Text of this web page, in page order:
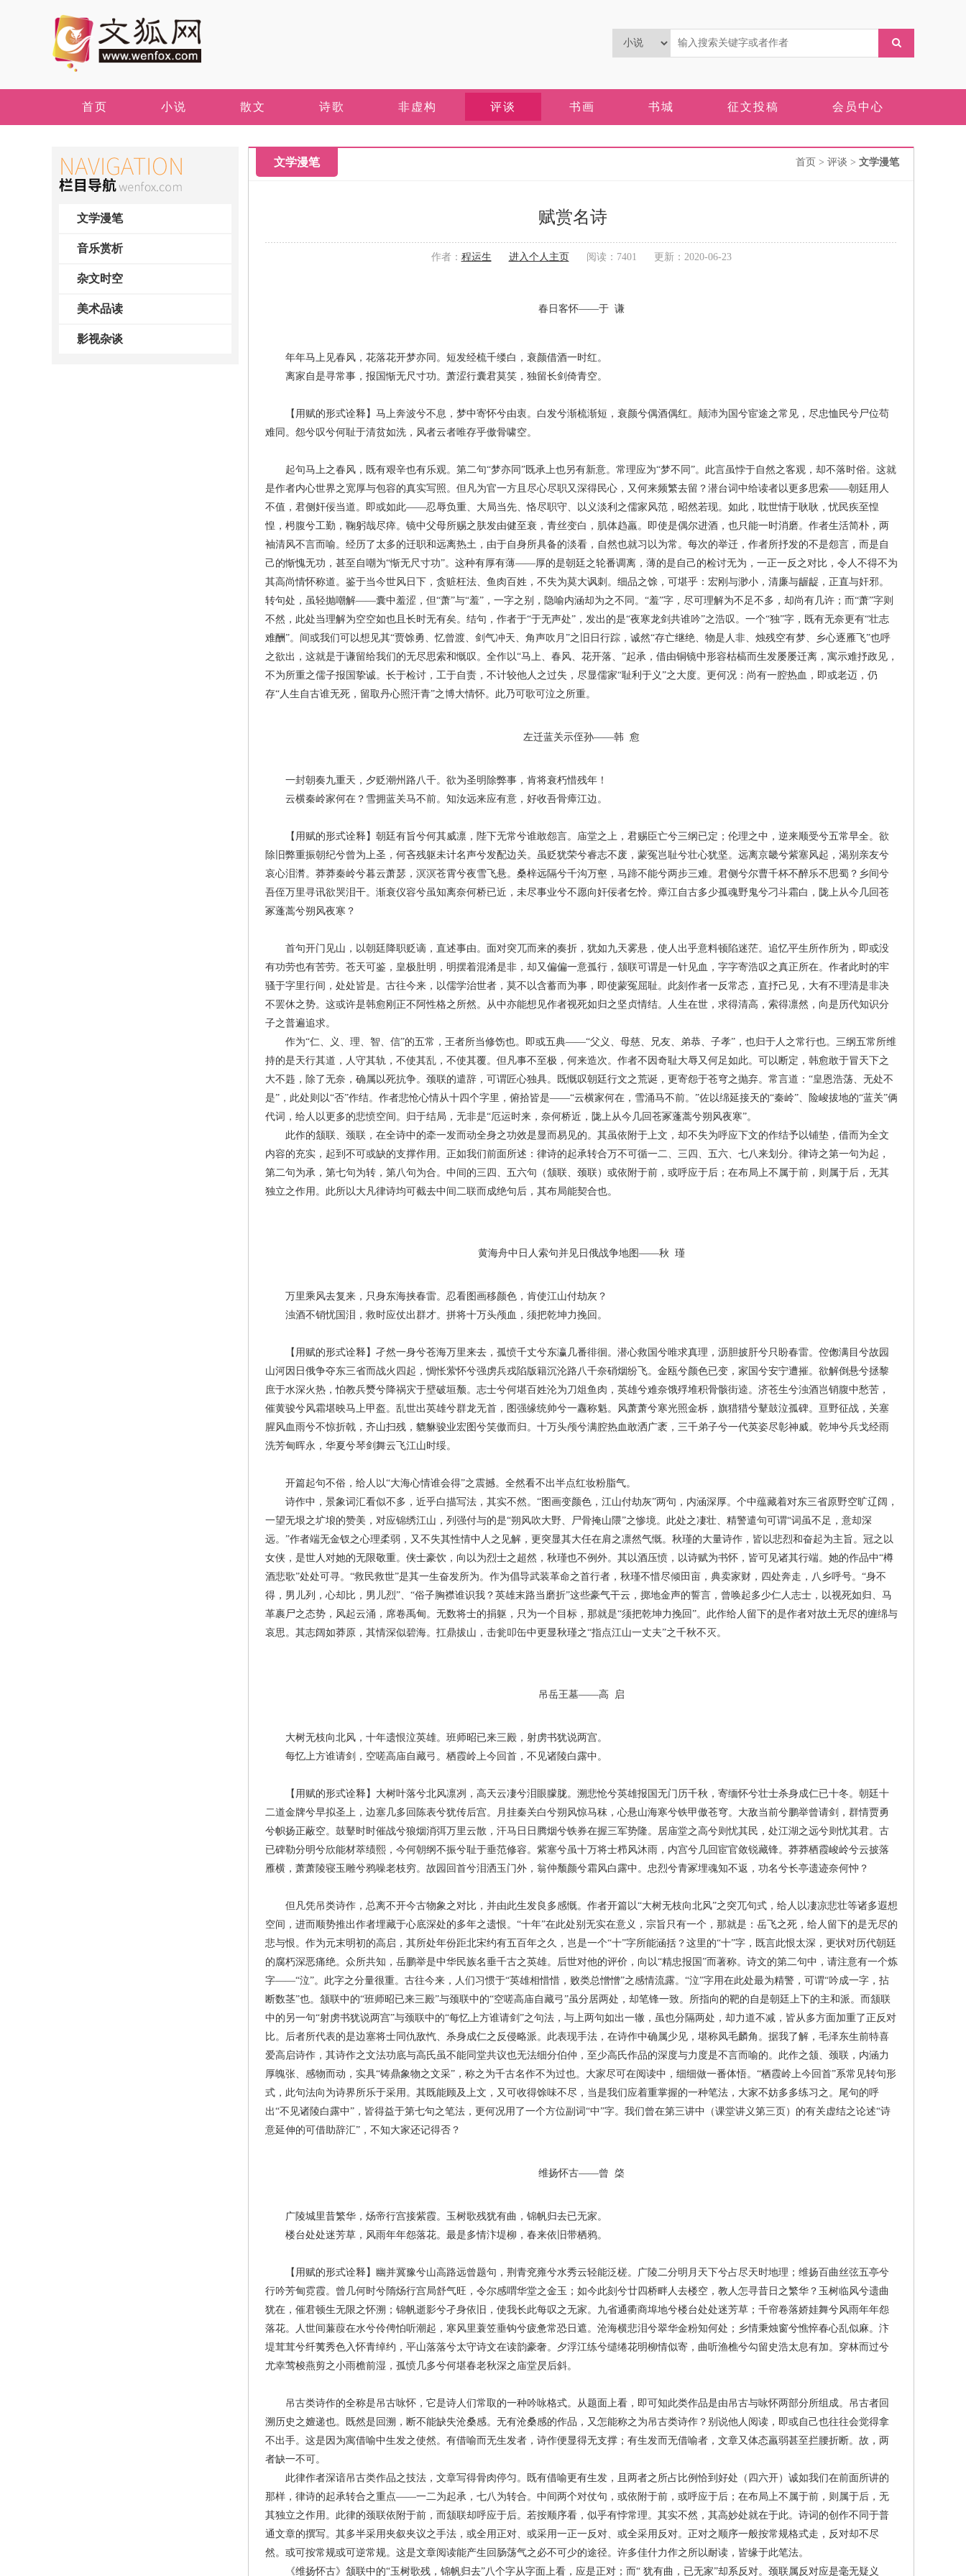
首页 小说 散文 诗歌 非虚构 评谈 书画 书城 征文投稿 会员中心
文学漫笔
音乐赏析
杂文时空
美术品读
影视杂谈
文学漫笔 首页 > 评谈 > 文学漫笔
赋赏名诗
作者： 程运生 进入个人主页 阅读：7401 更新：2020-06-23
春日客怀——于 谦
年年马上见春风，花落花开梦亦同。短发经梳千缕白，衰颜借酒一时红。
离家自是寻常事，报国惭无尺寸功。萧涩行囊君莫笑，独留长剑倚青空。
【用赋的形式诠释】马上奔波兮不息，梦中寄怀兮由衷。白发兮渐梳渐短，衰颜兮偶酒偶红。颠沛为国兮宦途之常见，尽忠恤民兮尸位苟
难同。怨兮叹兮何耻于清贫如洗，风者云者唯存乎傲骨啸空。
起句马上之春风，既有艰辛也有乐观。第二句“梦亦同”既承上也另有新意。常理应为“梦不同”。此言虽悖于自然之客观，却不落时俗。这就
是作者内心世界之宽厚与包容的真实写照。但凡为官一方且尽心尽职又深得民心，又何来频繁去留？潜台词中给读者以更多思索——朝廷用人
不值，君侧奸佞当道。即或如此——忍辱负重、大局当先、恪尽职守、以义淡利之儒家风范，昭然若现。如此，耽世情于耿耿，忧民疾至惶
惶，枵腹兮工勤，鞠躬哉尽瘁。镜中父母所赐之肤发由健至衰，青丝变白，肌体趋羸。即使是偶尔进酒，也只能一时消磨。作者生活简朴，两
袖清风不言而喻。经历了太多的迁职和远离热土，由于自身所具备的淡看，自然也就习以为常。每次的举迁，作者所抒发的不是怨言，而是自
己的惭愧无功，甚至自嘲为“惭无尺寸功”。这种有厚有薄——厚的是朝廷之轮番调离，薄的是自己的检讨无为，一正一反之对比，令人不得不为
其高尚情怀称道。鉴于当今世风日下，贪赃枉法、鱼肉百姓，不失为莫大讽刺。细品之馀，可堪乎：宏刚与渺小，清廉与龌龊，正直与奸邪。
转句处，虽轻抛嘲解——囊中羞涩，但“萧”与“羞”，一字之别，隐喻内涵却为之不同。“羞”字，尽可理解为不足不多，却尚有几许；而“萧”字则
不然，此处当理解为空空如也且长时无有矣。结句，作者于“于无声处”，发出的是“夜寒龙剑共谁吟”之浩叹。一个“独”字，既有无奈更有“壮志
难酬”。间或我们可以想见其“贾馀勇、忆曾渡、剑气冲天、角声吹月”之旧日行踪，诚然“存亡继绝、物是人非、烛残空有梦、乡心逐雁飞”也呼
之欲出，这就是于谦留给我们的无尽思索和慨叹。全作以“马上、春风、花开落、”起承，借由铜镜中形容枯槁而生发屡屡迁离，寓示难抒政见，
不为所重之儒子报国挚诚。长于检讨，工于自责，不计较他人之过失，尽显儒家“耻利于义”之大度。更何况：尚有一腔热血，即或老迈，仍
存“人生自古谁无死，留取丹心照汗青”之博大情怀。此乃可歌可泣之所重。
左迁蓝关示侄孙——韩 愈
一封朝奏九重天，夕贬潮州路八千。欲为圣明除弊事，肯将衰朽惜残年！
云横秦岭家何在？雪拥蓝关马不前。知汝远来应有意，好收吾骨瘴江边。
【用赋的形式诠释】朝廷有旨兮何其威凛，陛下无常兮谁敢怨言。庙堂之上，君赐臣亡兮三纲已定；伦理之中，逆来顺受兮五常早全。欲
除旧弊重振朝纪兮曾为上圣，何吝残躯未计名声兮发配边关。虽贬犹荣兮睿志不废，蒙冤岂耻兮壮心犹坚。远离京畿兮紫塞风起，渴别亲友兮
哀心泪潸。莽莽秦岭兮暮云萧瑟，溟溟苍霄兮夜雪飞悬。桑梓远隔兮千沟万壑，马蹄不能兮两步三难。君侧兮尔曹千杯不醉乐不思蜀？乡间兮
吾侄万里寻讯欲哭泪干。渐衰仪容兮虽知离奈何桥已近，未尽事业兮不愿向奸佞者乞怜。瘴江自古多少孤魂野鬼兮刁斗霜白，陇上从今几回苍
冢蓬蒿兮朔风夜寒？
首句开门见山，以朝廷降职贬谪，直述事由。面对突兀而来的奏折，犹如九天雾悬，使人出乎意料顿陷迷茫。追忆平生所作所为，即或没
有功劳也有苦劳。苍天可鉴，皇极肚明，明摆着混淆是非，却又偏偏一意孤行，颔联可谓是一针见血，字字寄浩叹之真正所在。作者此时的牢
骚于字里行间，处处皆是。古往今来，以儒学治世者，莫不以含蓄而为事，即使蒙冤屈耻。此刻作者一反常态，直抒己见，大有不理清是非决
不罢休之势。这或许是韩愈刚正不阿性格之所然。从中亦能想见作者视死如归之坚贞情结。人生在世，求得清高，索得凛然，向是历代知识分
子之普遍追求。
作为“仁、义、理、智、信”的五常，王者所当修饬也。即或五典——“父义、母慈、兄友、弟恭、子孝”，也归于人之常行也。三纲五常所维
持的是天行其道，人守其轨，不使其乱，不使其覆。但凡事不至极，何来造次。作者不因奇耻大辱又何足如此。可以断定，韩愈敢于冒天下之
大不韪，除了无奈，确属以死抗争。颈联的遣辞，可谓匠心独具。既慨叹朝廷行文之荒诞，更寄怨于苍穹之抛弃。常言道：“皇恩浩荡、无处不
是”，此处则以“否”作结。作者悲怆心情从十四个字里，俯拾皆是——“云横家何在，雪涌马不前。”佐以绵延接天的“秦岭”、险峻拔地的“蓝关”俩
代词，给人以更多的悲愤空间。归于结局，无非是“厄运时来，奈何桥近，陇上从今几回苍冢蓬蒿兮朔风夜寒”。
此作的颔联、颈联，在全诗中的牵一发而动全身之功效是显而易见的。其虽依附于上文，却不失为呼应下文的作结予以铺垫，借而为全文
内容的充实，起到不可或缺的支撑作用。正如我们前面所述：律诗的起承转合万不可循一二、三四、五六、七八来划分。律诗之第一句为起，
第二句为承，第七句为转，第八句为合。中间的三四、五六句（颔联、颈联）或依附于前，或呼应于后；在布局上不属于前，则属于后，无其
独立之作用。此所以大凡律诗均可截去中间二联而成绝句后，其布局能契合也。
黄海舟中日人索句并见日俄战争地图——秋 瑾
万里乘风去复来，只身东海挟春雷。忍看图画移颜色，肯使江山付劫灰？
浊酒不销忧国泪，救时应仗出群才。拼将十万头颅血，须把乾坤力挽回。
【用赋的形式诠释】孑然一身兮苍海万里来去，孤愤千丈兮东瀛几番徘徊。潜心救国兮唯求真理，沥胆披肝兮只盼春雷。倥偬满目兮故园
山河因日俄争夺东三省而战火四起，惆怅萦怀兮强虏兵戎陷版籍沉沦路八千奈硝烟纷飞。金瓯兮颜色已变，家国兮安宁遭摧。欲解倒悬兮拯黎
庶于水深火热，怕教兵燹兮降祸灾于壁破垣颓。志士兮何堪百姓沦为刀俎鱼肉，英雄兮难奈饿殍堆积骨骸街逵。济苍生兮浊酒岂销腹中愁苦，
催黄骏兮风霜堪映马上甲盔。乱世出英雄兮群龙无首，图强缘统帅兮一纛称魁。风萧萧兮寒光照金柝，旗猎猎兮鼙鼓泣孤碑。亘野征战，关塞
腥风血雨兮不惊折戟，齐山扫残，貔貅骏业宏图兮笑傲而归。十万头颅兮满腔热血敢洒广袤，三千弟子兮一代英姿尽彰神威。乾坤兮兵戈经雨
洗芳甸晖永，华夏兮琴剑舞云飞江山时绥。
开篇起句不俗，给人以“大海心情谁会得”之震撼。全然看不出半点红妆粉脂气。
诗作中，景象词汇看似不多，近乎白描写法，其实不然。“图画变颜色，江山付劫灰”两句，内涵深厚。个中蕴藏着对东三省原野空旷辽阔，
一望无垠之圹埌的赞美，对应锦绣江山，列强付与的是“朔风吹大野、尸骨掩山隈”之惨境。此处之凄壮、精警遣句可谓“词虽不足，意却深
远。”作者端无金钗之心理柔弱，又不失其性情中人之见解，更突显其大任在肩之凛然气慨。秋瑾的大量诗作，皆以悲烈和奋起为主旨。冠之以
女侠，是世人对她的无限敬重。侠士豪饮，向以为烈士之超然，秋瑾也不例外。其以酒压愤，以诗赋为书怀，皆可见诸其行端。她的作品中“樽
酒悲歌”处处可寻。“救民救世”是其一生奋发所为。作为倡导武装革命之首行者，秋瑾不惜尽倾田亩，典卖家财，四处奔走，八乡呼号。“身不
得，男儿列，心却比，男儿烈”、“俗子胸襟谁识我？英雄末路当磨折”这些豪气干云，掷地金声的誓言，曾唤起多少仁人志士，以视死如归、马
革裹尸之态势，风起云涌，席卷禹甸。无数将士的捐躯，只为一个目标，那就是“须把乾坤力挽回”。此作给人留下的是作者对故土无尽的缠绵与
哀思。其志阔如莽原，其情深似碧海。扛鼎拔山，击瓮叩缶中更显秋瑾之“指点江山一丈夫”之千秋不灭。
吊岳王墓——高 启
大树无枝向北风，十年遗恨泣英雄。班师昭已来三殿，射虏书犹说两宫。
每忆上方谁请剑，空嗟高庙自藏弓。栖霞岭上今回首，不见诸陵白露中。
【用赋的形式诠释】大树叶落兮北风凛冽，高天云凄兮泪眼朦胧。溯悲怆兮英雄报国无门历千秋，寄缅怀兮壮士杀身成仁已十冬。朝廷十
二道金牌兮早拟圣上，边塞几多回陈表兮犹传后宫。月挂秦关白兮朔风惊马秣，心悬山海寒兮铁甲傲苍穹。大敌当前兮鹏举曾请剑，群情贾勇
兮帜扬正蔽空。鼓鼙时时催战兮狼烟消弭万里云散，汗马日日腾烟兮铁券在握三军势隆。居庙堂之高兮则忧其民，处江湖之远兮则忧其君。古
已碑勒分明兮欣能材萃绩熙，今何朝纲不振兮耻于垂范修容。紫塞兮虽十万将士栉风沐雨，内宫兮几回宦官敛锐藏锋。莽莽栖霞峻岭兮云披落
雁横，萧萧陵寝玉雕兮鸦噪老枝穷。故园回首兮泪洒玉门外，翁仲颓颜兮霜风白露中。忠烈兮青冢埋魂知不返，功名兮长亭遗迹奈何忡？
但凡凭吊类诗作，总离不开今古物象之对比，并由此生发良多感慨。作者开篇以“大树无枝向北风”之突兀句式，给人以凄凉悲壮等诸多遐想
空间，进而顺势推出作者埋藏于心底深处的多年之遗恨。“十年”在此处别无实在意义，宗旨只有一个，那就是：岳飞之死，给人留下的是无尽的
悲与恨。作为元末明初的高启，其所处年份距北宋约有五百年之久，岂是一个“十”字所能涵括？这里的“十”字，既言此恨太深，更状对历代朝廷
的腐朽深恶痛绝。众所共知，岳鹏举是中华民族名垂千古之英雄。后世对他的评价，向以“精忠报国”而著称。诗文的第二句中，请注意有一个炼
字——“泣”。此字之分量很重。古往今来，人们习惯于“英雄相惜惜，败类总憎憎”之感情流露。“泣”字用在此处最为精警，可谓“吟成一字，拈
断数茎”也。颔联中的“班师昭已来三殿”与颈联中的“空嗟高庙自藏弓”虽分居两处，却笔锋一致。所指向的靶的自是朝廷上下的主和派。而颔联
中的另一句“射虏书犹说两宫”与颈联中的“每忆上方谁请剑”之句法，与上两句如出一辙，虽也分隔两处，却力道不减，皆从多方面加重了正反对
比。后者所代表的是边塞将士同仇敌忾、杀身成仁之反侵略派。此表现手法，在诗作中确属少见，堪称凤毛麟角。据我了解，毛泽东生前特喜
爱高启诗作，其诗作之文法功底与高氏虽不能同堂共议也无法细分伯仲，至少高氏作品的深度与力度是不言而喻的。此作之颔、颈联，内涵力
厚魄张、感物而动，实具“铸鼎象物之文采”，称之为千古名作不为过也。大家尽可在阅读中，细细做一番体悟。“栖霞岭上今回首”系常见转句形
式，此句法向为诗界所乐于采用。其既能顾及上文，又可收得馀味不尽，当是我们应着重掌握的一种笔法，大家不妨多多练习之。尾句的呼
出“不见诸陵白露中”，皆得益于第七句之笔法，更何况用了一个方位副词“中”字。我们曾在第三讲中（课堂讲义第三页）的有关虚结之论述“诗
意延伸的可借助辞汇”，不知大家还记得否？
维扬怀古——曾 棨
广陵城里昔繁华，炀帝行宫接紫霞。玉树歌残犹有曲，锦帆归去已无家。
楼台处处迷芳草，风雨年年怨落花。最是多情汴堤柳，春来依旧带栖鸦。
【用赋的形式诠释】幽并冀豫兮山高路远曾题句，荆青兖雍兮水秀云轻能泛槎。广陵二分明月天下兮占尽天时地理；维扬百曲丝弦五亭兮
行吟芳甸霓霞。曾几何时兮隋炀行宫局舒气旺，令尔感喟华堂之金玉；如今此刻兮廿四桥畔人去楼空，教人怎寻昔日之繁华？玉树临风兮遗曲
犹在，催君顿生无限之怀溯；锦帆逝影兮孑身依旧，使我长此每叹之无家。九省通衢商埠地兮楼台处处迷芳草；千帘卷落娇娃舞兮风雨年年怨
落花。人世间蒹葭在水兮伶俜怕听潮起，寒风里蓑笠垂钩兮疲惫常恐日遮。沧海横悲泪兮翠华金粉知何处；乡情秉烛窗兮憔悴春心乱似麻。汴
堤茸茸兮纤荑秀色入怀青绰约，平山落落兮太守诗文在读韵豪奢。夕浮江练兮缱绻花明柳情似寄，曲听渔樵兮勾留史浩太息有加。穿林而过兮
尤幸莺梭燕剪之小雨檐前湿，孤愤几多兮何堪春老秋深之庙堂昃后斜。
吊古类诗作的全称是吊古咏怀，它是诗人们常取的一种吟咏格式。从题面上看，即可知此类作品是由吊古与咏怀两部分所组成。吊古者回
溯历史之嬗递也。既然是回溯，断不能缺失沧桑感。无有沧桑感的作品，又怎能称之为吊古类诗作？别说他人阅读，即或自己也往往会觉得拿
不出手。这是因为寓借喻中生发之使然。有借喻而无生发者，诗作便显得无支撑；有生发而无借喻者，文章又体态羸弱甚至拦腰折断。故，两
者缺一不可。
此律作者深谙吊古类作品之技法，文章写得骨肉停匀。既有借喻更有生发，且两者之所占比例恰到好处（四六开）诚如我们在前面所讲的
那样，律诗的起承转合之重点——一二为起承，七八为转合。中间两个对仗句，或依附于前，或呼应于后；在布局上不属于前，则属于后，无
其独立之作用。此律的颈联依附于前，而颔联却呼应于后。若按顺序看，似乎有悖常理。其实不然，其高妙处就在于此。诗词的创作不同于普
通文章的撰写。其多半采用夹叙夹议之手法，或全用正对、或采用一正一反对、或全采用反对。正对之顺序一般按常规格式走，反对却不尽
然。或可按常规或可逆常规。这是文章阅读能产生回肠荡气之必不可少的途径。许多佳什力作之所以耐读，皆缘于此笔法。
《维扬怀古》颔联中的“玉树歌残，锦帆归去”八个字从字面上看，应是正对；而“ 犹有曲，已无家”却系反对。颈联属反对应是毫无疑义